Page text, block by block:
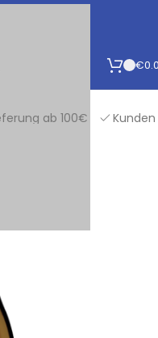
€
ab 100€ Kunden